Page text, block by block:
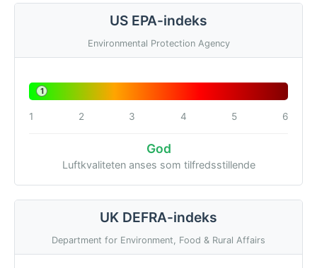
US EPA-indeks
Environmental Protection Agency
1
1 2 3 4 5 6
God
Luftkvaliteten anses som tilfredsstillende
UK DEFRA-indeks
Department for Environment, Food & Rural Affairs